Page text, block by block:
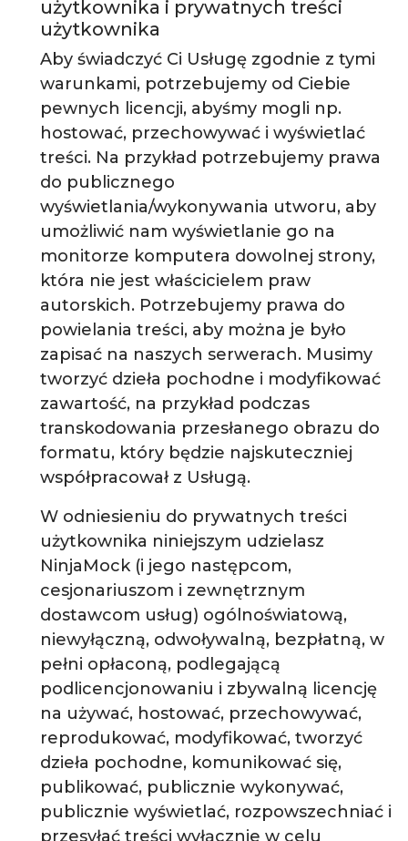
użytkownika i prywatnych treści
użytkownika
Aby świadczyć Ci Usługę zgodnie z tymi
warunkami, potrzebujemy od Ciebie
pewnych licencji, abyśmy mogli np.
hostować, przechowywać i wyświetlać
treści. Na przykład potrzebujemy prawa
do publicznego
wyświetlania/wykonywania utworu, aby
umożliwić nam wyświetlanie go na
monitorze komputera dowolnej strony,
która nie jest właścicielem praw
autorskich. Potrzebujemy prawa do
powielania treści, aby można je było
zapisać na naszych serwerach. Musimy
tworzyć dzieła pochodne i modyfikować
zawartość, na przykład podczas
transkodowania przesłanego obrazu do
formatu, który będzie najskuteczniej
współpracował z Usługą.
W odniesieniu do prywatnych treści
użytkownika niniejszym udzielasz
NinjaMock (i jego następcom,
cesjonariuszom i zewnętrznym
dostawcom usług) ogólnoświatową,
niewyłączną, odwoływalną, bezpłatną, w
pełni opłaconą, podlegającą
podlicencjonowaniu i zbywalną licencję
na używać, hostować, przechowywać,
reprodukować, modyfikować, tworzyć
dzieła pochodne, komunikować się,
publikować, publicznie wykonywać,
publicznie wyświetlać, rozpowszechniać i
przesyłać treści wyłącznie w celu